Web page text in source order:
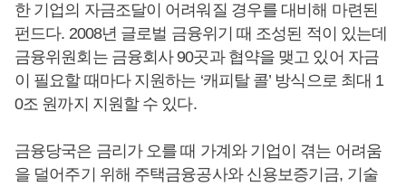
한 기업의 자금조달이 어려워질 경우를 대비해 마련된
펀드다. 2008년 글로벌 금융위기 때 조성된 적이 있는데
금융위원회는 금융회사 90곳과 협약을 맺고 있어 자금
이 필요할 때마다 지원하는 ‘캐피탈 콜’ 방식으로 최대 1
0조 원까지 지원할 수 있다.
금융당국은 금리가 오를 때 가계와 기업이 겪는 어려움
을 덜어주기 위해 주택금융공사와 신용보증기금, 기술